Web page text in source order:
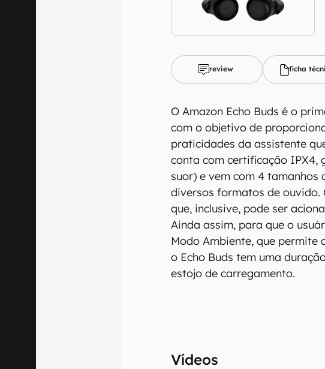
review ficha
O Amazon Echo Buds é o
com o objetivo de
praticidades da assistente
conta com certificação IPX4,
suor) e vem com 4
diversos formatos de ouvido.
que, inclusive, pode ser
Ainda assim, para que o
Modo Ambiente, que permite
o Echo Buds tem uma
estojo de carregamento.
Vídeos